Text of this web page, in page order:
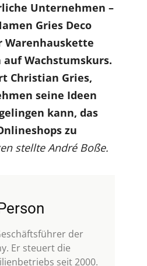
Unternehmen –
Gries Deco
Warenhauskette
Wachstumskurs.
Christian Gries,
seine Ideen
kann, das
zu
stellte André Boße.
der
Er steuert die
seit 2000.